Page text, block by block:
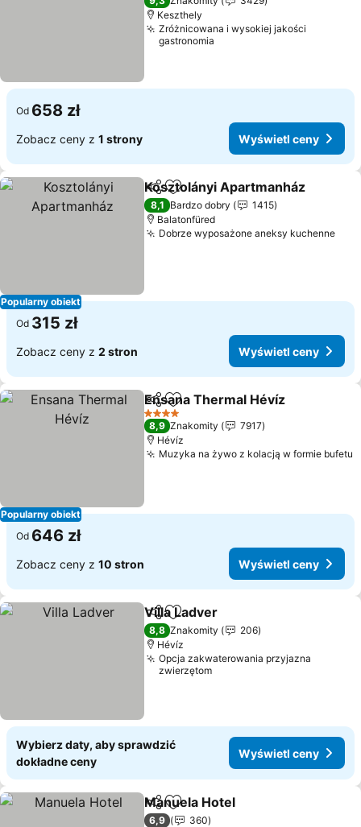
Keszthely
Zróżnicowana i wysokiej jakości
gastronomia
Od 658 zł
Zobacz ceny z 1 strony Wyświetl ceny
Popularny obiekt
Udostępnij
Dodaj do ulubionych
Kosztolányi Apartmanház
8,1 Bardzo dobry
1415
Balatonfüred
Dobrze wyposażone aneksy kuchenne
Od 315 zł
Zobacz ceny z 2 stron Wyświetl ceny
Popularny obiekt
Udostępnij
Dodaj do ulubionych
Ensana Thermal Hévíz
4 Kategoria
8,9 Znakomity
7917
Hévíz
Muzyka na żywo z kolacją w formie bufetu
Od 646 zł
Zobacz ceny z 10 stron Wyświetl ceny
Udostępnij
Dodaj do ulubionych
Villa Ladver
8,8 Znakomity
206
Hévíz
Opcja zakwaterowania przyjazna
zwierzętom
Wybierz daty, aby sprawdzić
dokładne ceny
Wyświetl ceny
Udostępnij
Dodaj do ulubionych
Manuela Hotel
6,9
360